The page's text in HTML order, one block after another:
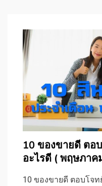
10 ของขายดี ตอ
อะไรดี ( พฤษภาค
10 ของขายดี ตอบโจ